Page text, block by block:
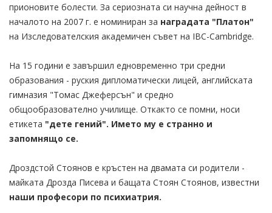
прионовите болести. За сериозната си научна дейност в
началото на 2007 г. е номиниран за наградата "Платон"
на Изследователския академичен съвет на IBC-Cambridge.
На 15 години е завършил едновременно три средни
образования - руския дипломатически лицей, английската
гимназия "Томас Джеферсън" и средно
общообразователно училище. Откакто се помни, носи
етикета "дете гений". Името му е странно и
запомнящо се.
Дроздстой Стоянов е кръстен на двамата си родители -
майката Дрозда Писева и бащата Стоян Стоянов, известни
наши професори по психиатрия.